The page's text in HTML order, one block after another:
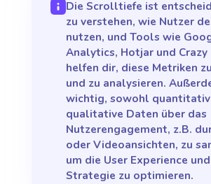
Die Scrolltiefe ist
zu verstehen, wie Nutzer
nutzen, und Tools wie
Analytics, Hotjar und Crazy
helfen dir, diese Metriken
und zu analysieren.
wichtig, sowohl
qualitative Daten über das
Nutzerengagement, z.B.
oder Videoansichten, zu
um die User Experience
Strategie zu optimieren.